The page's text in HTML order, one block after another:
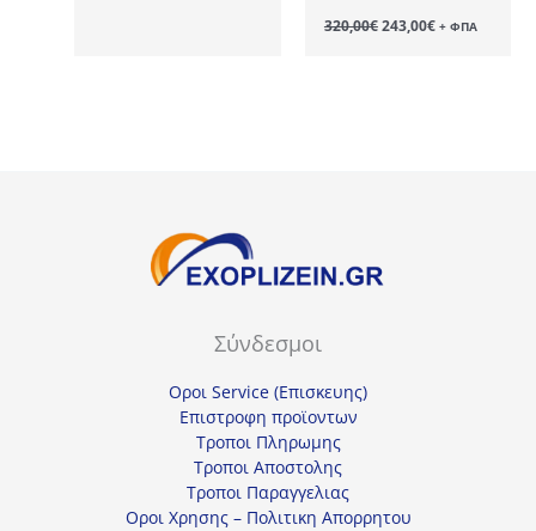
320,00€Original
price
243,00€Η+ ΦΠΑ
Σύνδεσμοι
Οροι Service (Επισκευης)
Επιστροφη προϊοντων
Τροποι Πληρωμης
Τροποι Αποστολης
Τροποι Παραγγελιας
Οροι Χρησης – Πολιτικη Απορρητου